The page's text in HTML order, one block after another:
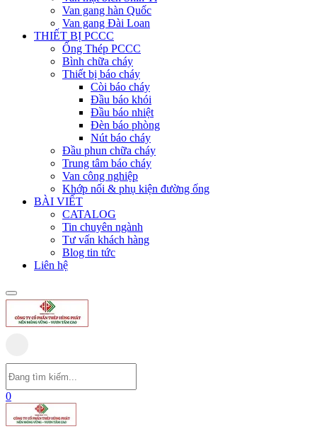
Van gang hàn Quốc
Van gang Đài Loan
THIẾT BỊ PCCC
Ống Thép PCCC
Bình chữa cháy
Thiết bị báo cháy
Còi báo cháy
Đầu báo khói
Đầu báo nhiệt
Đèn báo phòng
Nút báo cháy
Đầu phun chữa cháy
Trung tâm báo cháy
Van công nghiệp
Khớp nối & phụ kiện đường ống
BÀI VIẾT
CATALOG
Tin chuyên ngành
Tư vấn khách hàng
Blog tin tức
Liên hệ
0